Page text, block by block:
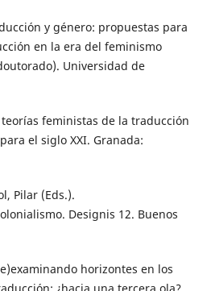
y género: propuestas para
en la era del feminismo
Universidad de
feministas de la traducción
el siglo XXI. Granada:
Pilar (Eds.).
Designis 12. Buenos
horizontes en los